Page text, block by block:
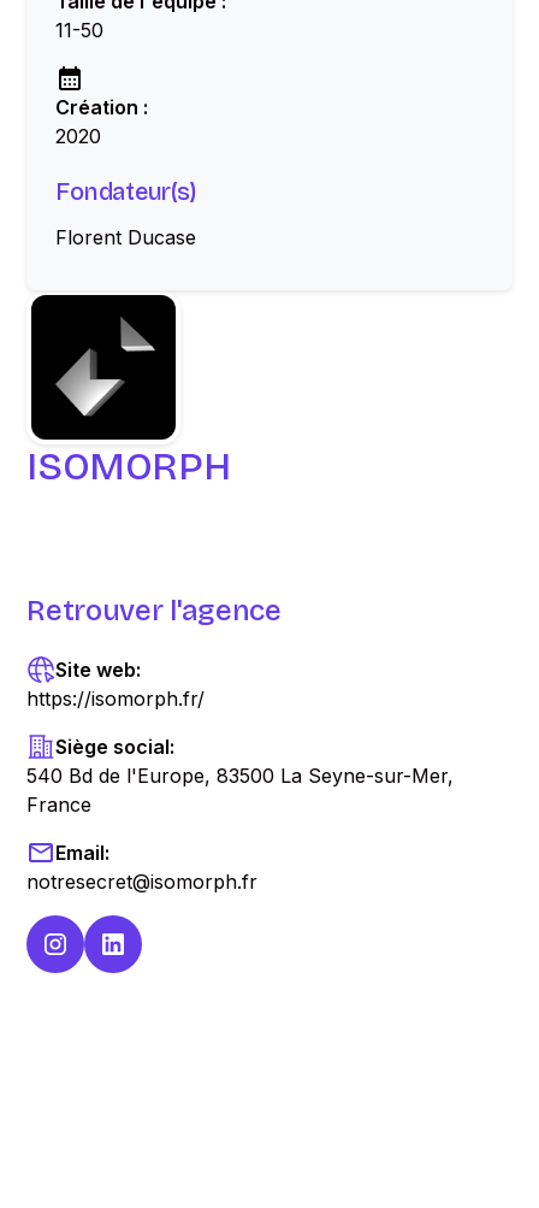
ISOMORPH
11-50
Création :
2020
Fondateur(s)
Florent Ducase
Retrouver l'agence
Site web:
https://isomorph.fr/
Siège social:
540 Bd de l'Europe, 83500 La Seyne-sur-Mer,
France
Email:
notresecret@isomorph.fr